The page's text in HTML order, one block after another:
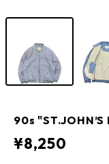
90s "ST.JOHN’S
¥8,250